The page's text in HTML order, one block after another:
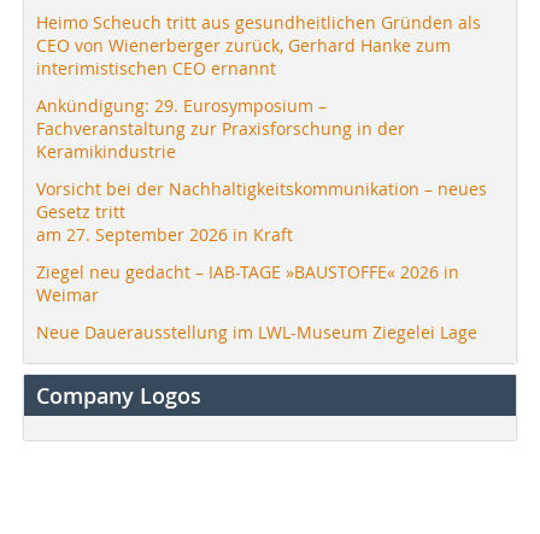
Heimo Scheuch tritt aus gesundheitlichen Gründen als
CEO von Wienerberger zurück, Gerhard Hanke zum
interimistischen CEO ernannt
Ankündigung: 29. Eurosymposium –
Fachveranstaltung zur Praxisforschung in der
Keramikindustrie
Vorsicht bei der Nachhaltigkeitskommunikation – neues
Gesetz tritt
am 27. September 2026 in Kraft
Ziegel neu gedacht – IAB-TAGE »BAUSTOFFE« 2026 in
Weimar
Neue Dauerausstellung im LWL-Museum Ziegelei Lage
Company Logos